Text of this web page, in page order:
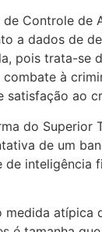
Controle de
a dados de
pois trata-se
à
satisfação ao
do Superior
de um
de inteligência
atípica